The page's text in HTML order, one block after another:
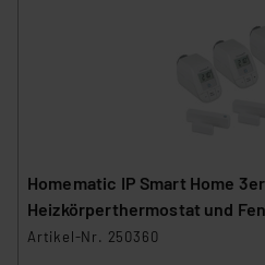
Homematic IP Smart Home
Heizkörperthermostat und
Artikel-Nr. 250360